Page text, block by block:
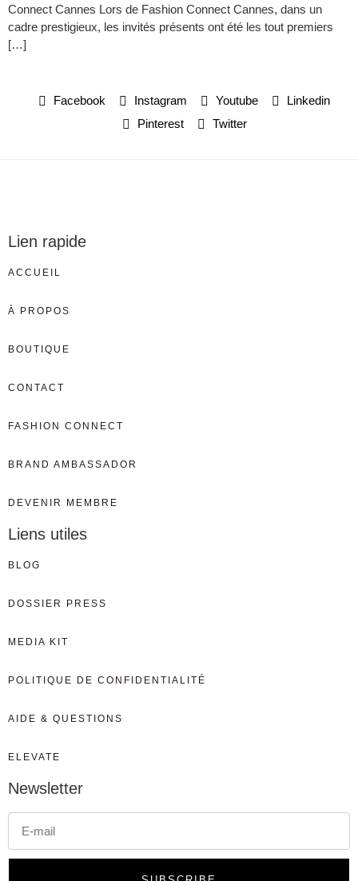
Connect Cannes Lors de Fashion Connect Cannes, dans un
cadre prestigieux, les invités présents ont été les tout premiers
[…]
Facebook Instagram Youtube
Linkedin
Pinterest
Twitter
Lien rapide
ACCUEIL
À PROPOS
BOUTIQUE
CONTACT
FASHION CONNECT
BRAND AMBASSADOR
DEVENIR MEMBRE
Liens utiles
BLOG
DOSSIER PRESS
MEDIA KIT
POLITIQUE DE CONFIDENTIALITÉ
AIDE & QUESTIONS
ELEVATE
Newsletter